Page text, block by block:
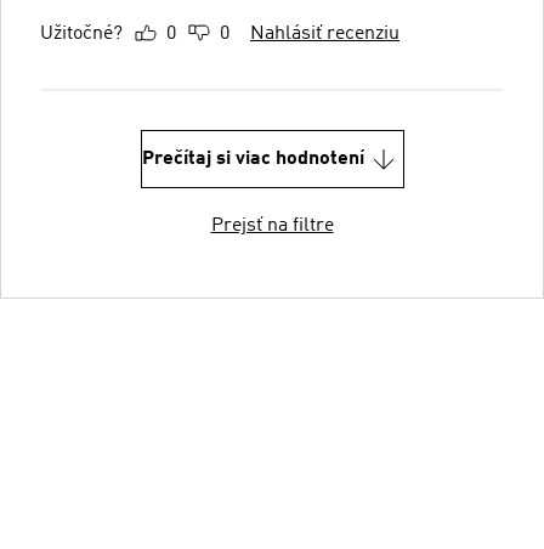
Užitočné? 0 0 Nahlásiť recenziu
Prečítaj si viac hodnotení
Prejsť na filtre